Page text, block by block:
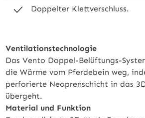
Doppelter Klettverschluss.
Ventilationstechnologie
Das Vento Doppel-Belüftungs-
die Wärme vom Pferdebein weg,
perforierte Neoprenschicht in das
übergeht.
Material und Funktion